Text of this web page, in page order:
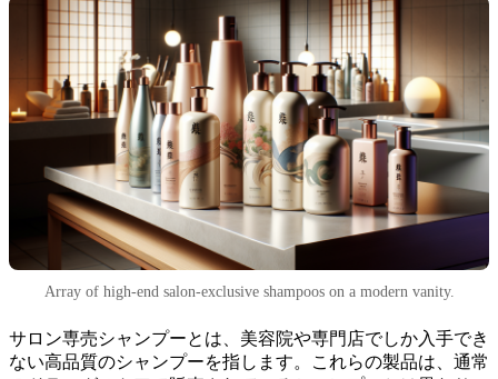
Array of high-end salon-exclusive shampoos on a modern vanity.
サロン専売シャンプーとは、美容院や専門店でしか入手でき
ない高品質のシャンプーを指します。これらの製品は、通常